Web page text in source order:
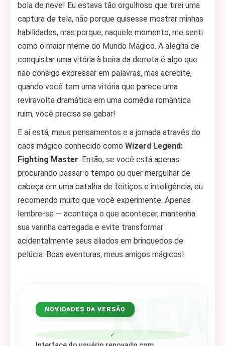
bola de neve! Eu estava tão orgulhoso que tirei uma
captura de tela, não porque quisesse mostrar minhas
habilidades, mas porque, naquele momento, me senti
como o maior meme do Mundo Mágico. A alegria de
conquistar uma vitória à beira da derrota é algo que
não consigo expressar em palavras, mas acredite,
quando você tem uma vitória que parece uma
reviravolta dramática em uma comédia romântica
ruim, você precisa se gabar!
E aí está, meus pensamentos e a jornada através do
caos mágico conhecido como Wizard Legend:
Fighting Master. Então, se você está apenas
procurando passar o tempo ou quer mergulhar de
cabeça em uma batalha de feitiços e inteligência, eu
recomendo muito que você experimente. Apenas
lembre-se — aconteça o que acontecer, mantenha
sua varinha carregada e evite transformar
acidentalmente seus aliados em brinquedos de
pelúcia. Boas aventuras, meus amigos mágicos!
NEW
NOVIDADES DA VERSÃO
✓